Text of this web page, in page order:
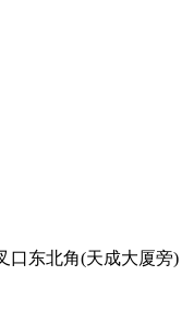
口东北角(天成大厦旁)